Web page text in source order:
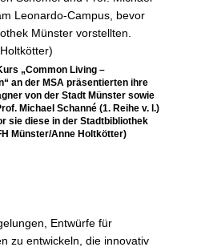
„Common Living –
an der MSA präsentierten ihre
von der Stadt Münster sowie
Michael Schanné (1. Reihe v. l.)
sie diese in der Stadtbibliothek
Münster/Anne Holtkötter)
Entwürfe für
zu entwickeln, die innovativ